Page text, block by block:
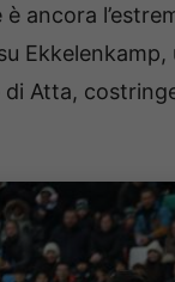
è ancora
Ekkelenkamp,
Atta,